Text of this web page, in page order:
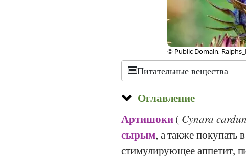
© CC-by-sa 3.0,
Питательные вещества
Оглавление
Артишоки( Cynara
сырым, а также покупать
стимулирующее аппетит,